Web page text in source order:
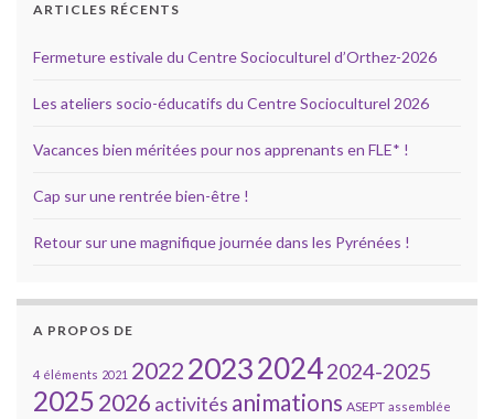
ARTICLES RÉCENTS
Fermeture estivale du Centre Socioculturel d’Orthez-2026
Les ateliers socio-éducatifs du Centre Socioculturel 2026
Vacances bien méritées pour nos apprenants en FLE* !
Cap sur une rentrée bien-être !
Retour sur une magnifique journée dans les Pyrénées !
A PROPOS DE
4 éléments 2021 2022202320242024-2025
20252026 activités animations ASEPT assemblée